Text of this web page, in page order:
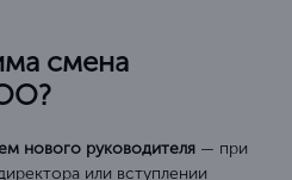
смена
нового руководителя — при
или вступлении